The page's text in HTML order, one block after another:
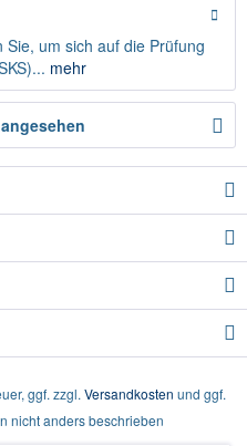
um sich auf die Prüfung
mehr
ggf. zzgl. Versandkosten und ggf.
nicht anders beschrieben